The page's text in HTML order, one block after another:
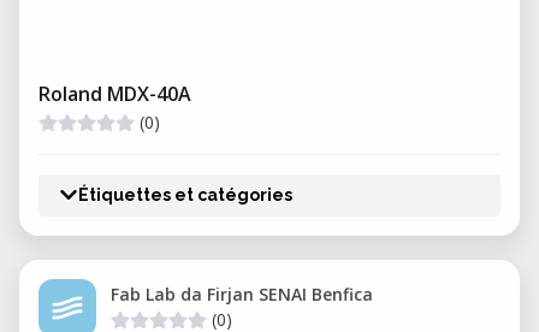
Roland MDX-40A
(0)
Étiquettes et catégories
Fab Lab da Firjan SENAI Benfica
(0)